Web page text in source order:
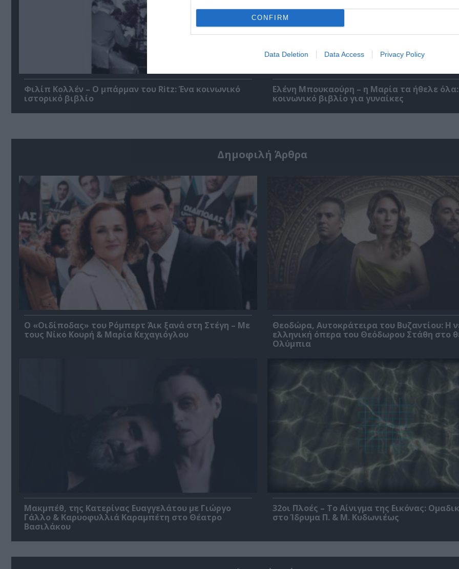
CONFIRM
Data Deletion Data Access Privacy Policy
Φιλίπ Κολλέν – Ο μπάρμαν του Ritz: Ένα κοινωνικό
ιστορικό βιβλίο
Ελένη Μπουκαούρη – η Μαρία τα ήθελε
κοινωνικό βιβλίο για γυναίκες
Δημοφιλή Άρθρα
O «Οιδίποδας» του Ρόμπερτ Άικ ξανά στη Στέγη – Με
τους Νίκο Κουρή & Μαρία Κεχαγιόγλου
Θεοδώρα, Αυτοκράτειρα του Βυζαντίου: Η
ελληνική όπερα του Θεόδωρου Στάθη στο
Ολύμπια
Μακμπέθ, της Κατερίνας Ευαγγελάτου με Γιώργο
Γάλλο & Καρυοφυλλιά Καραμπέτη στο Θέατρο
Βασιλάκου
32οι Πλοές – Το Αίνιγμα της Εικόνας:
στο Ίδρυμα Π. & Μ. Κυδωνιέως